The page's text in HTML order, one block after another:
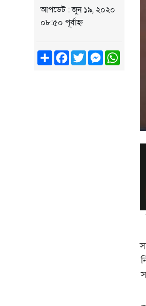
আপডেট : জুন ১৯, ২০২০
০৮:৫০ পূর্বাহ্ন
ShareFacebook
TwitterMessenger